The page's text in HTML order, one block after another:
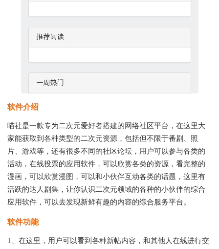
软件介绍
喵社是一款专为二次元爱好者搭建的网络社区平台，在这里大
家能获取到各种类型的二次元资源，包括但不限于番剧、照
片、游戏等，还有很多不同的社区论坛，用户可以参与各类的
活动，在线投票的应用软件，可以欣赏各类的资源，看完整的
漫画，可以欣赏漫图，可以和小伙伴互动各类的话题，这里有
活跃的达人剧集，让你认识二次元领域的各种的小伙伴的综合
应用软件，可以去发现新鲜有趣的内容的综合服务平台。
软件功能
1、在这里，用户可以看到各种新帖内容，和其他人在线进行交